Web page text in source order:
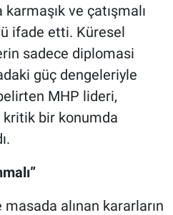
ve çatışmalı
ifade etti. Küresel
sadece diplomasi
güç dengeleriyle
MHP lideri,
kritik bir konumda
alınan kararların